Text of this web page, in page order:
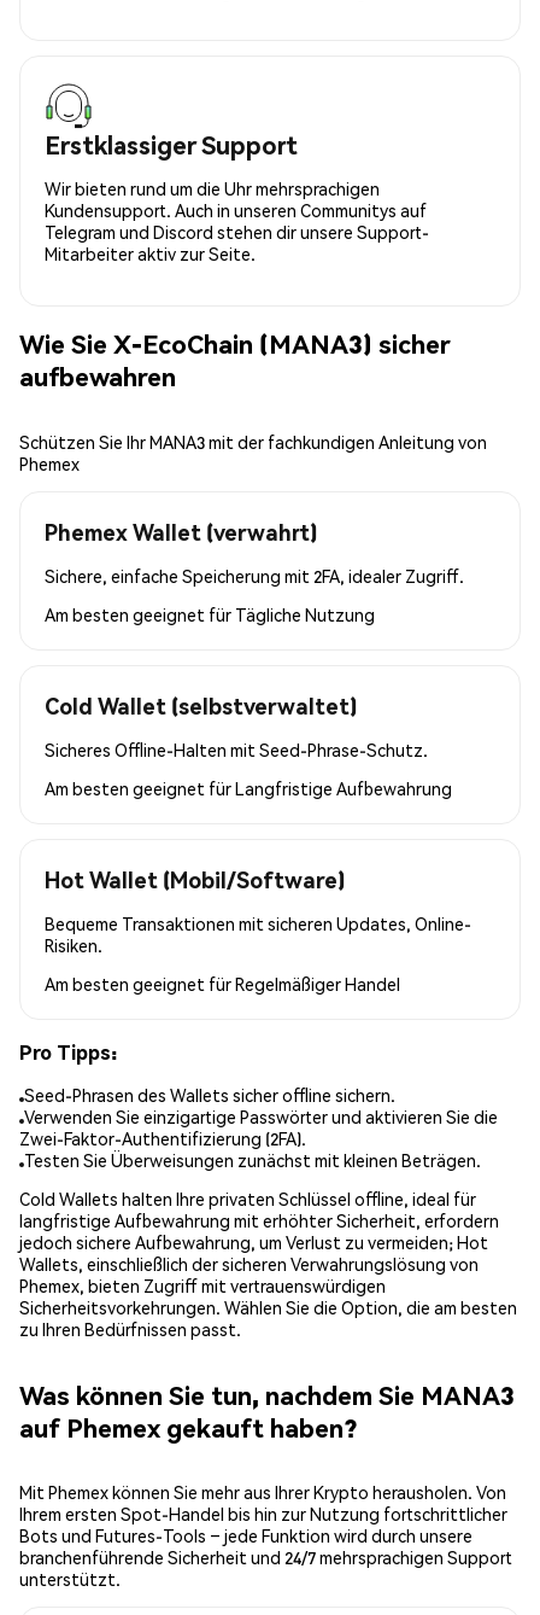
Erstklassiger Support
Wir bieten rund um die Uhr mehrsprachigen
Kundensupport. Auch in unseren Communitys auf
Telegram und Discord stehen dir unsere Support-
Mitarbeiter aktiv zur Seite.
Wie Sie X-EcoChain (MANA3) sicher
aufbewahren
Schützen Sie Ihr MANA3 mit der fachkundigen Anleitung von
Phemex
Phemex Wallet (verwahrt)
Sichere, einfache Speicherung mit 2FA, idealer Zugriff.
Am besten geeignet für Tägliche Nutzung
Cold Wallet (selbstverwaltet)
Sicheres Offline-Halten mit Seed-Phrase-Schutz.
Am besten geeignet fürLangfristige Aufbewahrung
Hot Wallet (Mobil/Software)
Bequeme Transaktionen mit sicheren Updates, Online-
Risiken.
Am besten geeignet fürRegelmäßiger Handel
Pro Tipps:
Seed-Phrasen des Wallets sicher offline sichern.
Verwenden Sie einzigartige Passwörter und aktivieren Sie die
Zwei-Faktor-Authentifizierung (2FA).
Testen Sie Überweisungen zunächst mit kleinen Beträgen.
Cold Wallets halten Ihre privaten Schlüssel offline, ideal für
langfristige Aufbewahrung mit erhöhter Sicherheit, erfordern
jedoch sichere Aufbewahrung, um Verlust zu vermeiden; Hot
Wallets, einschließlich der sicheren Verwahrungslösung von
Phemex, bieten Zugriff mit vertrauenswürdigen
Sicherheitsvorkehrungen. Wählen Sie die Option, die am besten
zu Ihren Bedürfnissen passt.
Was können Sie tun, nachdem Sie MANA3
auf Phemex gekauft haben?
Mit Phemex können Sie mehr aus Ihrer Krypto herausholen. Von
Ihrem ersten Spot-Handel bis hin zur Nutzung fortschrittlicher
Bots und Futures-Tools – jede Funktion wird durch unsere
branchenführende Sicherheit und 24/7 mehrsprachigen Support
unterstützt.